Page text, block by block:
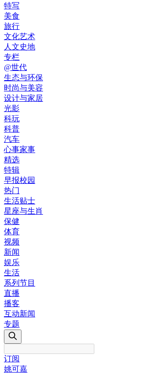
特写
美食
旅行
文化艺术
人文史地
专栏
@世代
生态与环保
时尚与美容
设计与家居
光影
科玩
科普
汽车
心事家事
精选
特辑
早报校园
热门
生活贴士
星座与生肖
保健
体育
视频
新闻
娱乐
生活
系列节目
直播
播客
互动新闻
专题
订阅
姚可嘉